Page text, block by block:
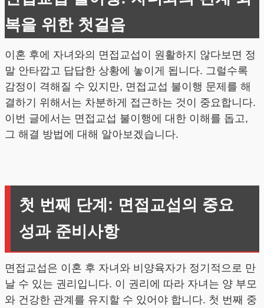
복을 위한 첫걸음
이혼 후에 자녀와의 면접교섭이 원활하지 않다보면 정
말 안타깝고 답답한 상황에 놓이게 됩니다. 그럴수록
감정이 격해질 수 있지만, 면접교섭 불이행 문제를 해
결하기 위해서는 차분하게 접근하는 것이 중요합니다.
이번 글에서는 면접교섭 불이행에 대한 이해를 돕고,
그 해결 방법에 대해 알아보겠습니다.
첫 번째 단계: 면접교섭의 중요
성과 준비사항
면접교섭은 이혼 후 자녀와 비양육자가 정기적으로 만
날 수 있는 권리입니다. 이 권리에 따라 자녀는 양 부모
와 건강한 관계를 유지할 수 있어야 합니다. 첫 번째 중